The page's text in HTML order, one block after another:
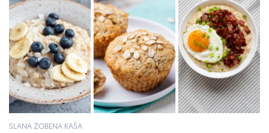
SLANA ZOBENA KAŠA